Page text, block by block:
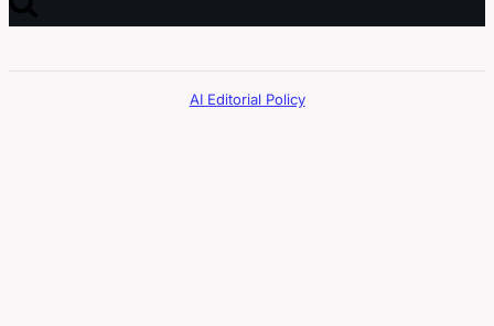
AI Editorial Policy